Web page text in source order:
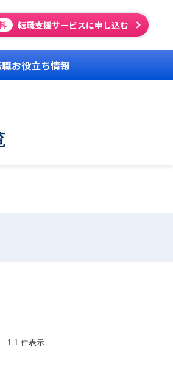
転職支援サービスに申し込む
お役立ち情報
1-1 件表示